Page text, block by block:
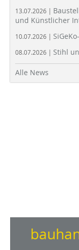
13.07.2026 |
und Künstlicher
10.07.2026 |
08.07.2026 | Stihl
Alle News